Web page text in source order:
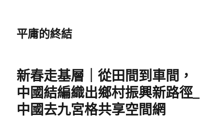
平庸的終結
新春走基層｜從田間到車間，
中國結編織出鄉村振興新路徑_
中國去九宮格共享空間網